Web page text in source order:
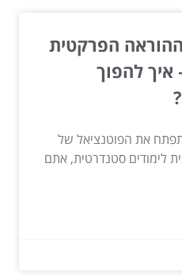
ההוראה הפרקטית
להפוך
את הפוטנציאל של
לימודים סטנדרטית, אתם